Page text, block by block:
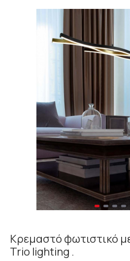
Κρεμαστό φωτιστικό
Trio lighting .